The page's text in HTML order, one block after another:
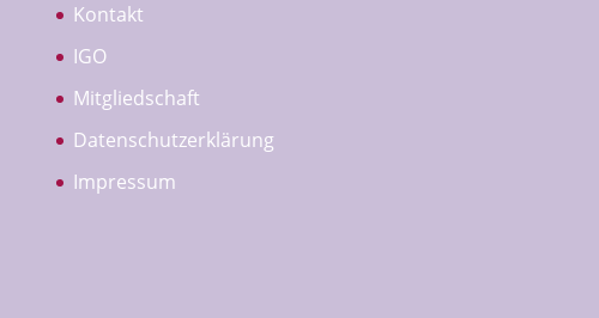
Kontakt
IGO
Mitgliedschaft
Datenschutzerklärung
Impressum